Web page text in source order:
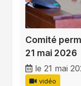
Comité
21 mai 2026
le 21 mai
vidéo